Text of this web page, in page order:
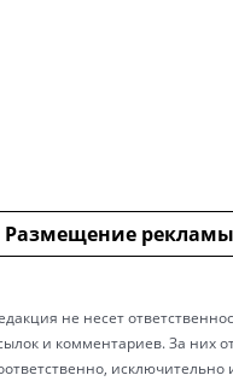
Размещение рекламы
не несет
и комментариев. За них
исключительно